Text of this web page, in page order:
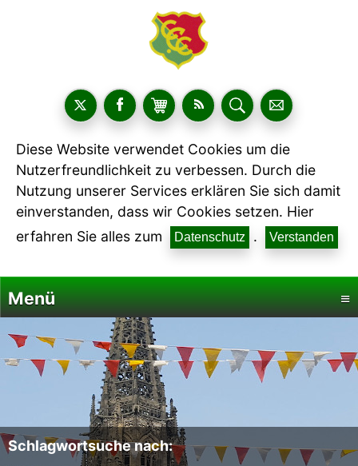
Diese Website verwendet Cookies um die
Nutzerfreundlichkeit zu verbessen. Durch die
Nutzung unserer Services erklären Sie sich damit
einverstanden, dass wir Cookies setzen. Hier
erfahren Sie alles zum
Datenschutz . Verstanden
Menü ≡
Startseite
Termine
Schlagwortsuche nach: